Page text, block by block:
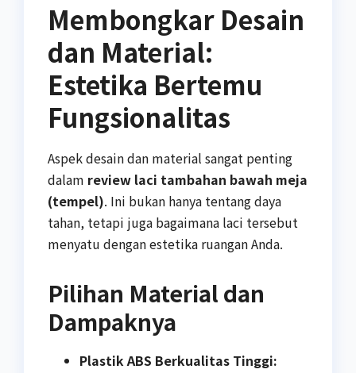
Membongkar Desain
dan Material:
Estetika Bertemu
Fungsionalitas
Aspek desain dan material sangat penting
dalam review laci tambahan bawah meja
(tempel). Ini bukan hanya tentang daya
tahan, tetapi juga bagaimana laci tersebut
menyatu dengan estetika ruangan Anda.
Pilihan Material dan
Dampaknya
Plastik ABS Berkualitas Tinggi: